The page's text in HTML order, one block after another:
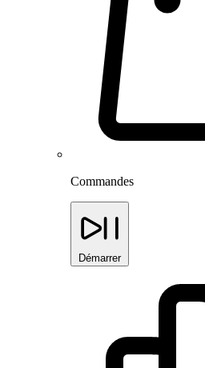
Commandes
Démarrer